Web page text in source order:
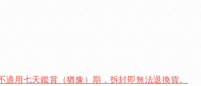
用七天鑑賞（猶豫）期，拆封即無法退換貨。